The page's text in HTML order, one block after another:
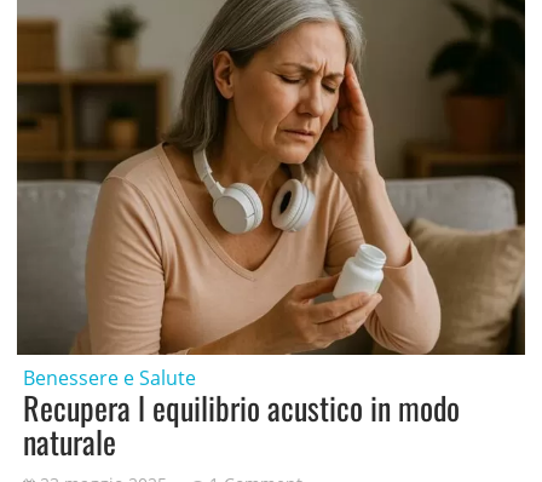
Benessere e Salute
Recupera l equilibrio acustico in modo
naturale